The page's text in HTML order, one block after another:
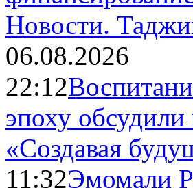
Новости.
06.08.2026
22:12
эпоху
«Создавая
11:32Эмомали